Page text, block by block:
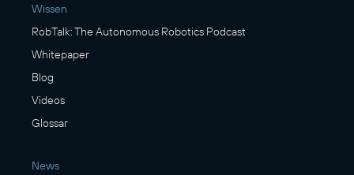
Wissen
RobTalk: The Autonomous Robotics Podcast
Whitepaper
Blog
Videos
Glossar
News